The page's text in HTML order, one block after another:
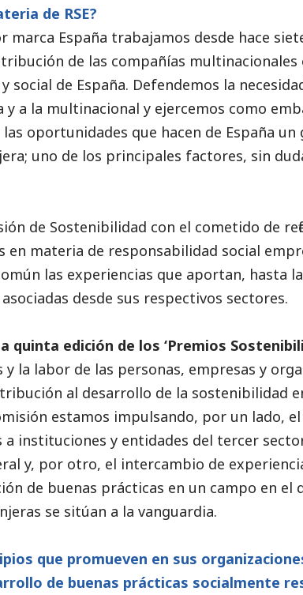
de RSE?
marca España trabajamos desde hace
de las compañías multinacionales
social de España. Defendemos la
a la multinacional y ejercemos como
oportunidades que hacen de España
uno de los principales factores, sin
de Sostenibilidad con el cometido de
en materia de responsabilidad social
las experiencias que aportan, hasta
desde sus respectivos sectores.
quinta edición de los ‘Premios
la labor de las personas, empresas y
al desarrollo de la sostenibilidad
estamos impulsando, por un lado,
a instituciones y entidades del tercer
y, por otro, el intercambio de
de buenas prácticas en un campo en el
se sitúan a la vanguardia.
que promueven en sus
de buenas prácticas socialmente